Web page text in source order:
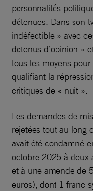
personnalités
détenues. Dans son
indéfectible » avec
détenus d’opinion »
tous les moyens
qualifiant la
critiques de « nuit ».
Les demandes de
rejetées tout au long
avait été condamné
octobre 2025 à deux
et à une amende de
euros), dont 1 franc